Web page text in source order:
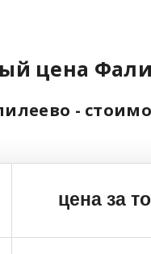
цена
-
цена за